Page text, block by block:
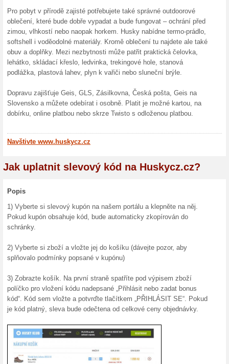
Nakoupíte tak výhodně a
Batoh MAREL
Huskycz.cz
100% fungovalo Akce
V internetovém obchodě
při nákupu nad 3999 Kč. Pro
Nakoupíte tak výhodně a k
Garance nejnižší
100% fungovalo
Akce
Na Huskycz.cz garantují jako
trhu. Pokud objevíte u